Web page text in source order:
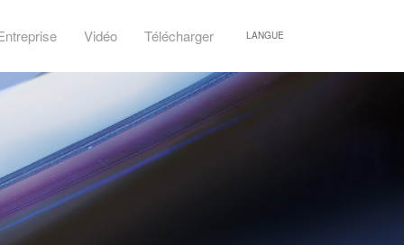
LANGUE
Vidéo Télécharger